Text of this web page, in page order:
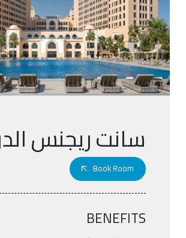
سانت ريجنس
Book Room
BENEFITS